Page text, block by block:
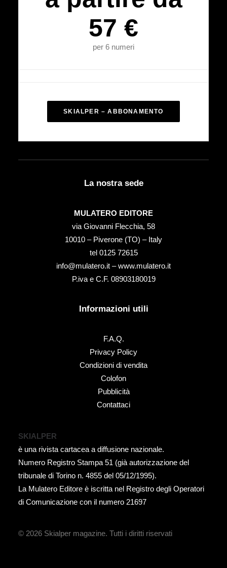
57 €
per 6 numeri
SKIALPER – ABBONAMENTO
La nostra sede
MULATERO EDITORE
via Giovanni Flecchia, 58
10010 – Piverone (TO) – Italy
tel ‭0125 72615‬
info@mulatero.it –www.mulatero.it
P.iva e C.F. 08903180019
Informazioni utili
F.A.Q.
Privacy Policy
Condizioni di vendita
Colofon
Pubblicità
Contattaci
SKIALPER
è una rivista cartacea a diffusione nazionale.
Numero Registro Stampa 51 (già autorizzazione del
tribunale di Torino n. 4855 del 05/12/1995).
La Mulatero Editore è iscritta nel Registro degli Operatori
di Comunicazione con il numero 21697
© 2026 Skialper magazine. Tutti i diritti riservati